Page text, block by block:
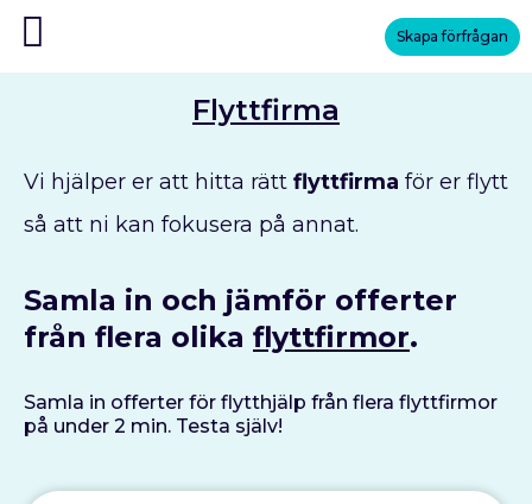
Skapa förfrågan
Flyttfirma
Vi hjälper er att hitta rätt flyttfirma för er flytt
så att ni kan fokusera på annat.
Samla in och jämför offerter
från flera olika flyttfirmor.
Samla in offerter för flytthjälp från flera flyttfirmor
på under 2 min. Testa själv!